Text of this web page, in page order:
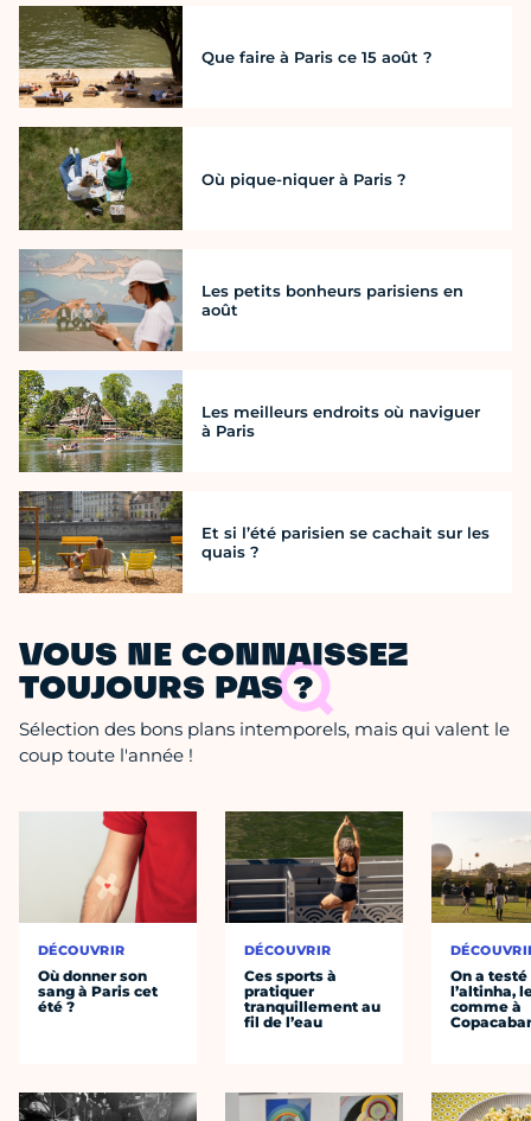
Que faire à Paris ce 15 août ?
Où pique-niquer à Paris ?
Les petits bonheurs parisiens en
août
Les meilleurs endroits où naviguer
à Paris
Et si l’été parisien se cachait sur les
quais ?
VOUS NE CONNAISSEZ
TOUJOURS PAS ?
Sélection des bons plans intemporels, mais qui valent le
coup toute l'année !
DÉCOUVRIR
Où donner son
sang à Paris cet
été ?
DÉCOUVRIR
Ces sports à
pratiquer
tranquillement au
fil de l’eau
On a testé
l’altinha,
comme à